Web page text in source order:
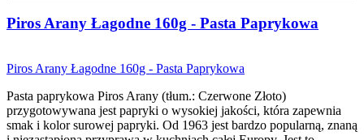
Piros Arany Łagodne 160g - Pasta Paprykowa
Piros Arany Łagodne 160g - Pasta Paprykowa
Pasta paprykowa Piros Arany (tłum.: Czerwone Złoto)
przygotowywana jest papryki o wysokiej jakości, która zapewnia
smak i kolor surowej papryki. Od 1963 jest bardzo popularną, znaną